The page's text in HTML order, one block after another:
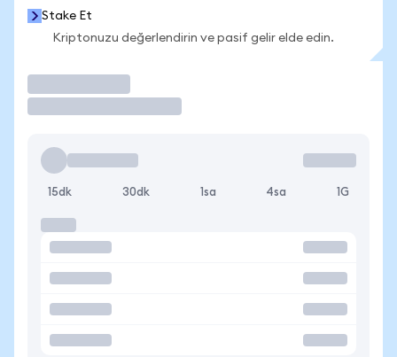
Stake Et
Kriptonuzu değerlendirin ve pasif gelir elde edin.
15dk 30dk 1sa 4sa 1G